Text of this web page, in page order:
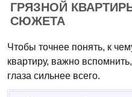
ГРЯЗНОЙ
СЮЖЕТА
Чтобы точнее понять, к
квартиру, важно
глаза сильнее всего.